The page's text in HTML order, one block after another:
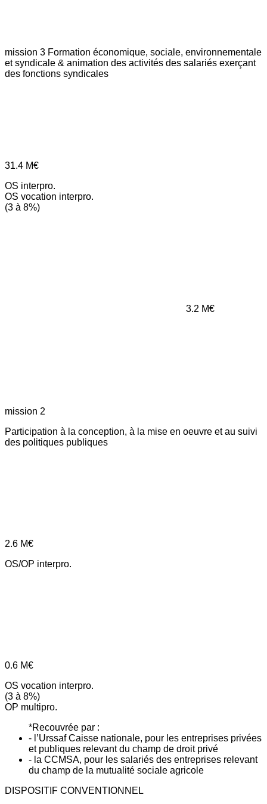
mission 3 Formation économique, sociale, environnementale
et syndicale & animation des activités des salariés exerçant
des fonctions syndicales
31.4 M€
OS interpro.
OS vocation interpro.
(3 à 8%)
3.2 M€
mission 2
Participation à la conception, à la mise en oeuvre et au suivi
des politiques publiques
2.6 M€
OS/OP interpro.
0.6 M€
OS vocation interpro.
(3 à 8%)
OP multipro.
*Recouvrée par :
- l’Urssaf Caisse nationale, pour les entreprises privées
et publiques relevant du champ de droit privé
- la CCMSA, pour les salariés des entreprises relevant
du champ de la mutualité sociale agricole
DISPOSITIF CONVENTIONNEL